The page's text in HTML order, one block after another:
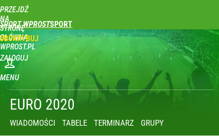
PRZEJDŹ
NA
STRONĘ
GŁÓWNĄ
WPROST.PL
SPORT WPROST
ZALOGUJ
MENU
EURO 2020
WIADOMOŚCI TABELE TERMINARZ GRUPY